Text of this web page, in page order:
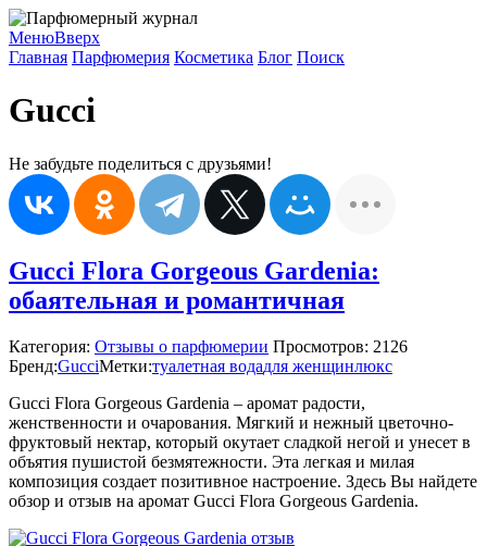
МенюВверх
Главная Парфюмерия Косметика Блог Поиск
Gucci
Не забудьте поделиться с друзьями!
Gucci Flora Gorgeous Gardenia:
обаятельная и романтичная
Категория: Отзывы о парфюмерии Просмотров: 2126
Бренд:GucciМетки:туалетная водадля женщинлюкс
Gucci Flora Gorgeous Gardenia – аромат радости,
женственности и очарования. Мягкий и нежный цветочно-
фруктовый нектар, который окутает сладкой негой и унесет в
объятия пушистой безмятежности. Эта легкая и милая
композиция создает позитивное настроение. Здесь Вы найдете
обзор и отзыв на аромат Gucci Flora Gorgeous Gardenia.